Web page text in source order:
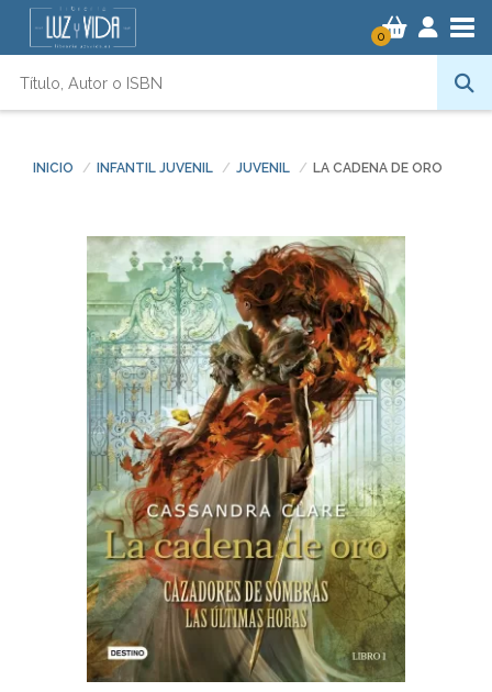
0
INICIO INFANTIL JUVENIL JUVENIL LA CADENA DE ORO